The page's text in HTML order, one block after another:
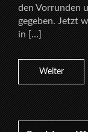
den Vorrunden
gegeben. Jetzt
in […]
Weiter
Search for: